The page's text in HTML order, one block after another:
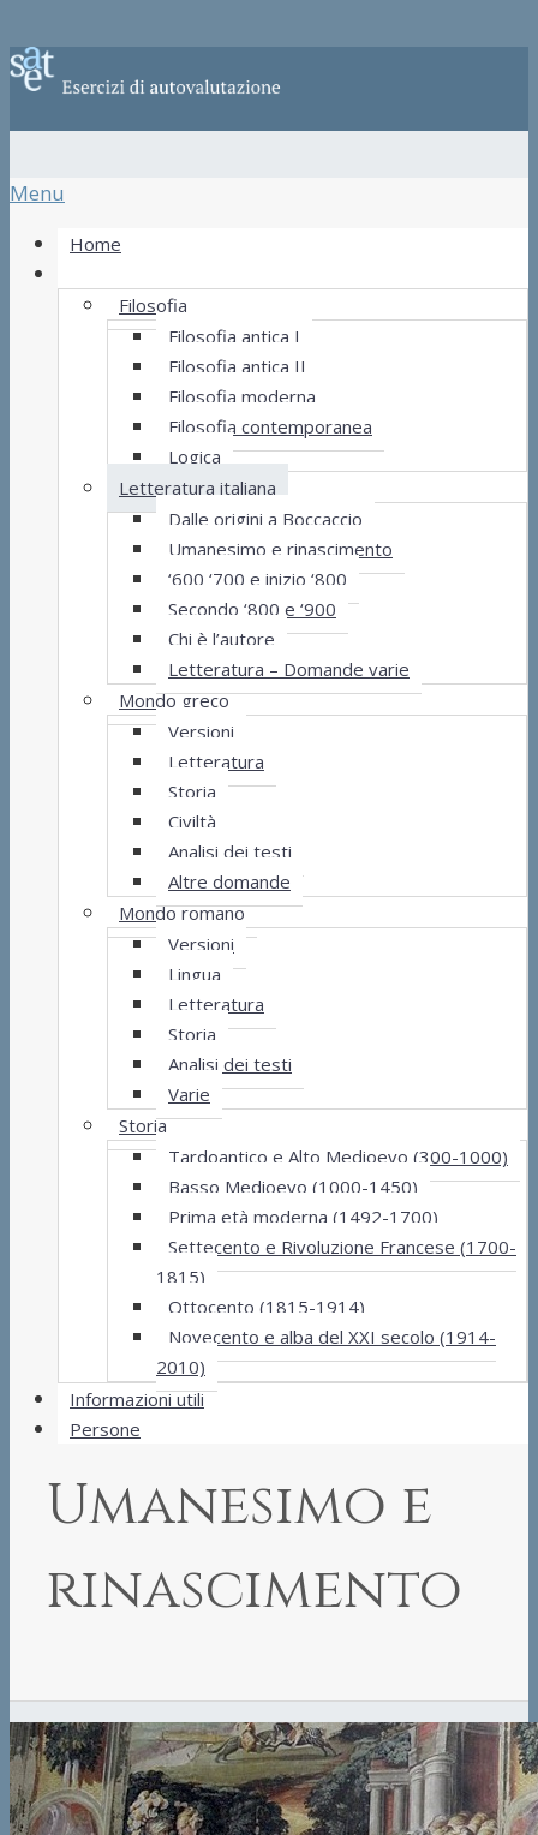
Menu
Home
Filosofia
Filosofia antica I
Filosofia antica II
Filosofia moderna
Filosofia contemporanea
Logica
Letteratura italiana
Dalle origini a Boccaccio
Umanesimo e rinascimento
‘600 ‘700 e inizio ‘800
Secondo ‘800 e ‘900
Chi è l’autore
Letteratura – Domande varie
Mondo greco
Versioni
Letteratura
Storia
Civiltà
Analisi dei testi
Altre domande
Mondo romano
Versioni
Lingua
Letteratura
Storia
Analisi dei testi
Varie
Storia
Tardoantico e Alto Medioevo (300-1000)
Basso Medioevo (1000-1450)
Prima età moderna (1492-1700)
Settecento e Rivoluzione Francese (1700-
1815)
Ottocento (1815-1914)
Novecento e alba del XXI secolo (1914-
2010)
Informazioni utili
Persone
Umanesimo e
rinascimento